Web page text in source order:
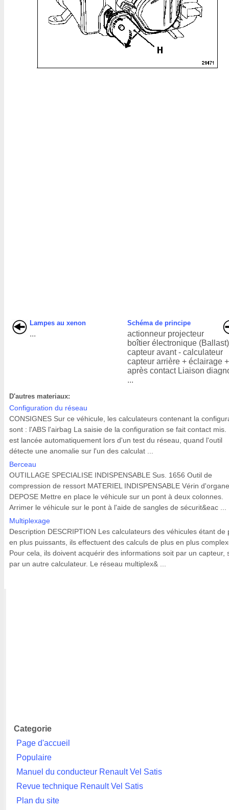
Lampes au xenon
...
Schéma de principe
actionneur projecteur
boîtier électronique (Ballast)
capteur avant - calculateur
capteur arrière + éclairage +
après contact Liaison
...
D'autres materiaux:
Configuration du réseau
CONSIGNES Sur ce véhicule, les calculateurs contenant la
sont : l'ABS l'airbag La saisie de la configuration se fait contact mis.
est lancée automatiquement lors d'un test du réseau, quand l'outil
détecte une anomalie sur l'un des calculat ...
Berceau
OUTILLAGE SPECIALISE INDISPENSABLE Sus. 1656 Outil de
compression de ressort MATERIEL INDISPENSABLE Vérin
DEPOSE Mettre en place le véhicule sur un pont à deux colonnes.
Arrimer le véhicule sur le pont à l'aide de sangles de sécurit&eac ...
Multiplexage
Description DESCRIPTION Les calculateurs des véhicules étant de
en plus puissants, ils effectuent des calculs de plus en plus
Pour cela, ils doivent acquérir des informations soit par un capteur,
par un autre calculateur. Le réseau multiplex& ...
Categorie
Page d'accueil
Populaire
Manuel du conducteur Renault Vel Satis
Revue technique Renault Vel Satis
Plan du site